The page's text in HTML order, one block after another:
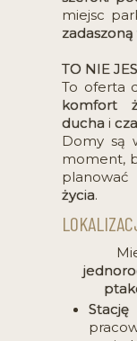
miejsc
TO NIE
To oferta
komfort
ducha i
Domy są
moment,
planować
życia.